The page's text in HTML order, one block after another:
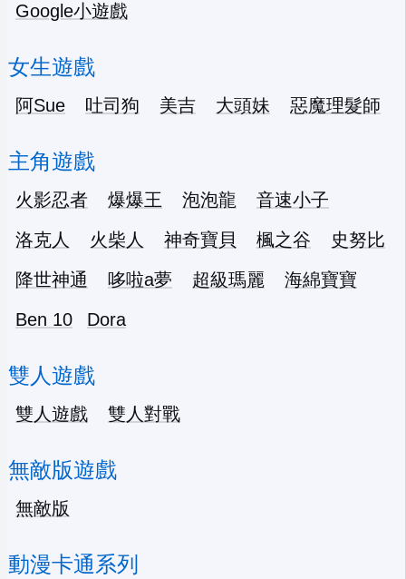
Google小遊戲
女生遊戲
阿Sue 吐司狗 美吉 大頭妹 惡魔理髮師
主角遊戲
火影忍者 爆爆王 泡泡龍
音速小子
洛克人
火柴人 神奇寶貝 楓之谷
史努比
降世神通
哆啦a夢 超級瑪麗
海綿寶寶
Ben 10
Dora
雙人遊戲
雙人遊戲 雙人對戰
無敵版遊戲
無敵版
動漫卡通系列